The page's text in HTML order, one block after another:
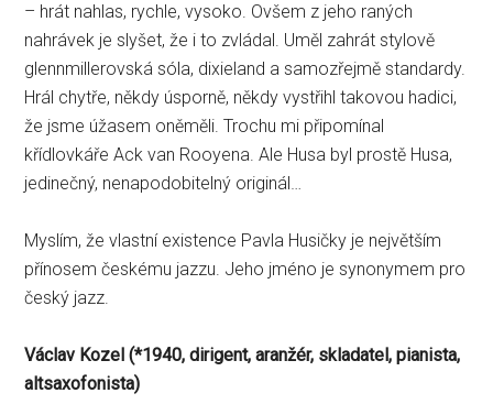
– hrát nahlas, rychle, vysoko. Ovšem z jeho raných
nahrávek je slyšet, že i to zvládal. Uměl zahrát stylově
glennmillerovská sóla, dixieland a samozřejmě standardy.
Hrál chytře, někdy úsporně, někdy vystřihl takovou hadici,
že jsme úžasem oněměli. Trochu mi připomínal
křídlovkáře Ack van Rooyena. Ale Husa byl prostě Husa,
jedinečný, nenapodobitelný originál…
Myslím, že vlastní existence Pavla Husičky je největším
přínosem českému jazzu. Jeho jméno je synonymem pro
český jazz.
Václav Kozel (*1940, dirigent, aranžér, skladatel, pianista,
altsaxofonista)